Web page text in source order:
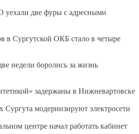
уехали две фуры с адресными
в Сургутской ОКБ стало в четыре
недели боролись за жизнь
задержаны в Нижневартовске
Сургута модернизируют электросети
центре начал работать кабинет